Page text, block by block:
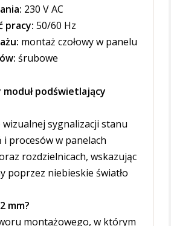
230 V AC
pracy: 50/60 Hz
montaż czołowy w panelu
śrubowe
moduł podświetlający
wizualnej sygnalizacji stanu
i procesów w panelach
rozdzielnicach, wskazując
poprzez niebieskie światło
mm?
montażowego, w którym